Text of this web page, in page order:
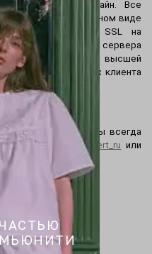
при оплате онлайн. Все
в зашифрованном виде
протокола SSL на
данных с сервера
сетям высшей
данных клиента
по заказу Вы всегда
в Telegram
@pervert_ru или